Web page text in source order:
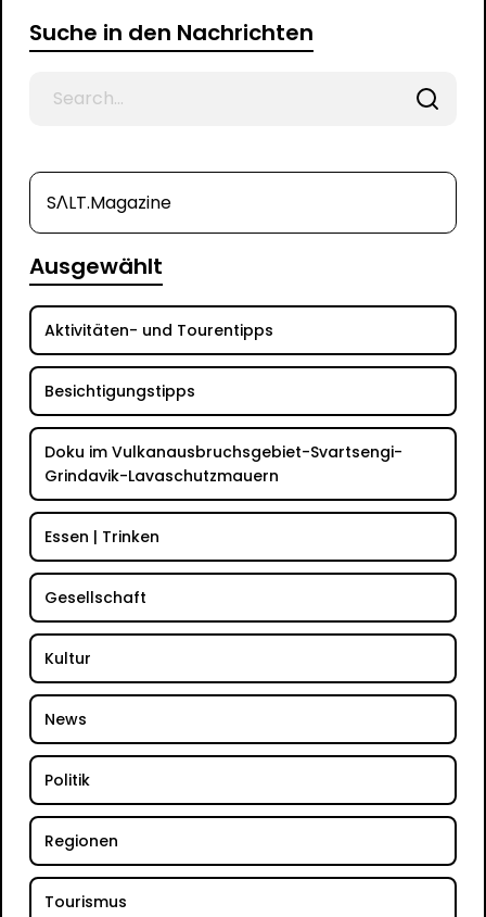
Suche in den Nachrichten
SΛLT.Magazine
Ausgewählt
Aktivitäten- und Tourentipps
Besichtigungstipps
Doku im Vulkanausbruchsgebiet-Svartsengi-
Grindavik-Lavaschutzmauern
Essen | Trinken
Gesellschaft
Kultur
News
Politik
Regionen
Tourismus